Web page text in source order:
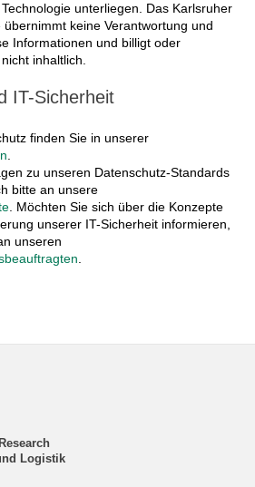
unterliegen. Das Karlsruher
übernimmt keine Verantwortung und
Informationen und billigt oder
inhaltlich.
IT-Sicherheit
finden Sie in unserer
.
zu unseren Datenschutz-Standards
bitte an unsere
. Möchten Sie sich über die Konzepte
unserer IT-Sicherheit informieren,
unseren
.
Logistik